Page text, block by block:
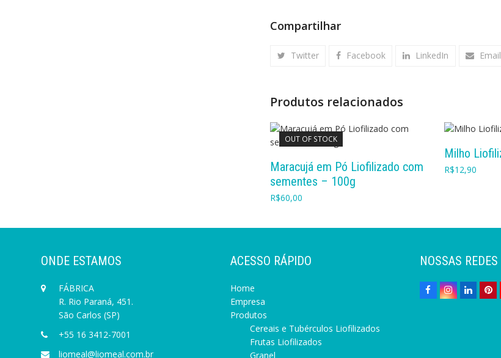
Compartilhar
Twitter Facebook LinkedIn Email
Produtos relacionados
OUT OF STOCK
LEIA MAIS
Maracujá em Pó Liofilizado com
sementes – 100g
R$60,00
Milho
R$12,90
ONDE ESTAMOS
FÁBRICA
R. Rio Paraná, 451.
São Carlos (SP)
+55 16 3412-7001
liomeal@liomeal.com.br
ACESSO RÁPIDO
Home
Empresa
Produtos
Cereais e Tubérculos Liofilizados
Frutas Liofilizados
Granel
NOSSAS REDES